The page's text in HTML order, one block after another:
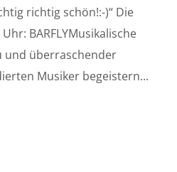
richtig schön!:-)“ Die
BARFLYMusikalische
und überraschender
Musiker begeistern...